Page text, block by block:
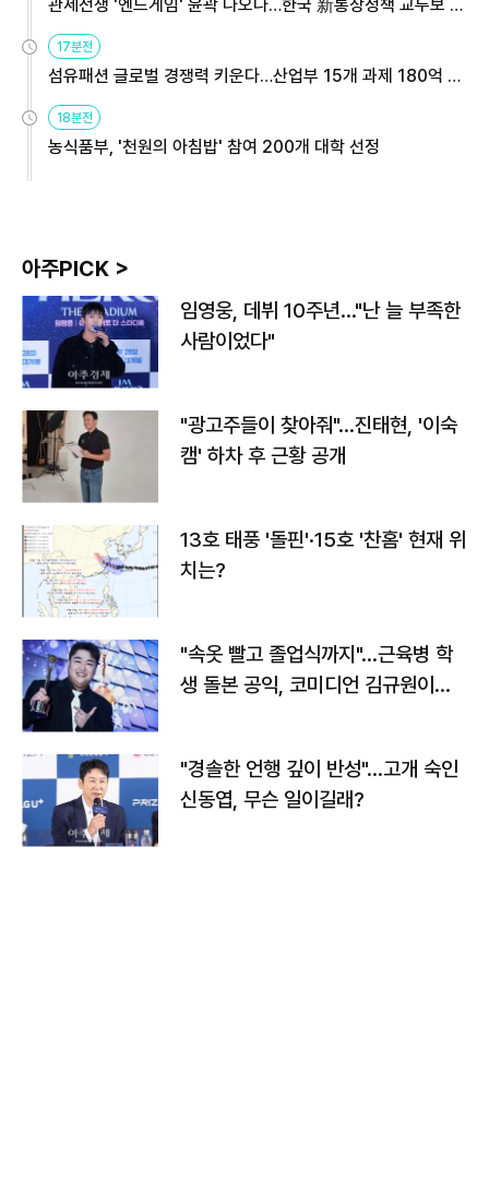
관세전쟁 '엔드게임' 윤곽 나오나…한국 新통상정책 교두보 활
17분전
섬유패션 글로벌 경쟁력 키운다…산업부 15개 과제 180억 지
18분전
농식품부, '천원의 아침밥' 참여 200개 대학 선정
아주PICK >
임영웅, 데뷔 10주년…"난 늘 부족한
사람이었다"
"광고주들이 찾아줘"…진태현, '이숙
캠' 하차 후 근황 공개
13호 태풍 '돌핀'·15호 '찬홈' 현재 위
치는?
"속옷 빨고 졸업식까지"…근육병 학
생 돌본 공익, 코미디언 김규원이었
"경솔한 언행 깊이 반성"…고개 숙인
신동엽, 무슨 일이길래?